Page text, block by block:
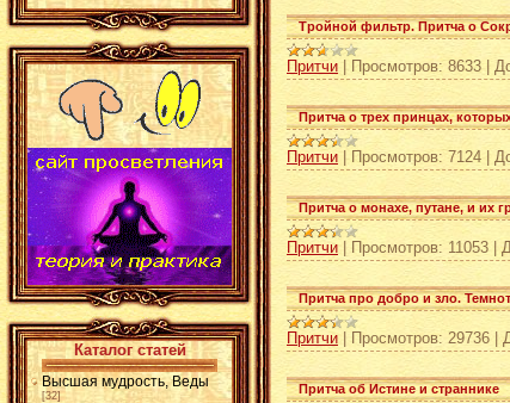
Каталог статей
Высшая мудрость, Веды
[32]
Тройной фильтр. Притча о
Притчи Просмотров: 8633
Притча о трех принцах,
Притчи Просмотров: 7124
Притча о монахе, путане, и их
Притчи Просмотров: 11053
Притча про добро и зло.
Притчи Просмотров: 29736
Притча об Истине и страннике